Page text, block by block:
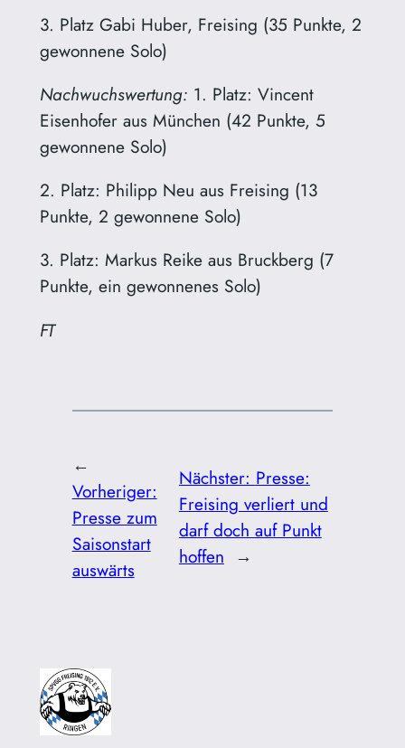
3. Platz Gabi Huber, Freising (35 Punkte, 2
gewonnene Solo)
Nachwuchswertung: 1. Platz: Vincent
Eisenhofer aus München (42 Punkte, 5
gewonnene Solo)
2. Platz: Philipp Neu aus Freising (13
Punkte, 2 gewonnene Solo)
3. Platz: Markus Reike aus Bruckberg (7
Punkte, ein gewonnenes Solo)
FT
←
Vorheriger:
Presse zum
Saisonstart
auswärts
Nächster: Presse:
Freising verliert und
darf doch auf Punkt
hoffen →